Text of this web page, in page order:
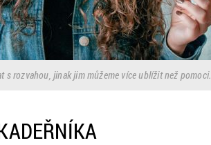
s rozvahou, jinak jim můžeme více ublížit než pomoci.